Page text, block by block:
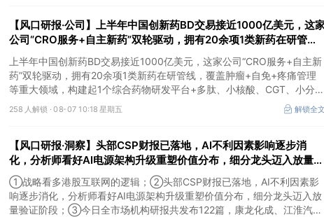
【风口研报·公司】上半年中国创新药BD交易接近1000亿美元，这
公司“CRO服务+自主新药”双轮驱动，拥有20余项1类新药在研管
线，覆盖肿瘤+自免+疼痛管理等重大领域
上半年中国创新药BD交易接近1000亿美元，这家公司“CRO服务+自主新
药”双轮驱动，拥有20余项1类新药在研管线，覆盖肿瘤+自免+疼痛管理
等重大领域，构建起1个综合药物研发平台+多肽、小核酸、CGT、小分子
4个创新技术平台，创新转型成果正逐步兑现。
258 人解锁 ·08-07 10:18 星期五 解锁全文
【风口研报·洞察】头部CSP财报已落地，AI不利因素影响逐步消
化，分析师看好AI电源架构升级重塑价值分布，细分龙头迈入放量验
证阶段；战略看多港股互联网的逻辑
①战略看多港股互联网的逻辑；②头部CSP财报已落地，AI不利因素影
响逐步消化，分析师看好AI电源架构升级重塑价值分布，细分龙头迈入放
量验证阶段；③今日全市场机构研报共发布122篇，康龙化成、江淮汽车